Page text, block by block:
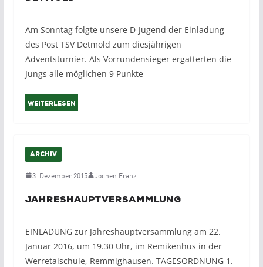
Am Sonntag folgte unsere D-Jugend der Einladung
des Post TSV Detmold zum diesjährigen
Adventsturnier. Als Vorrundensieger ergatterten die
Jungs alle möglichen 9 Punkte
Weiterlesen
ARCHIV
3. Dezember 2015 Jochen Franz
Jahreshauptversammlung
EINLADUNG zur Jahreshauptversammlung am 22.
Januar 2016, um 19.30 Uhr, im Remikenhus in der
Werretalschule, Remmighausen. TAGESORDNUNG 1.